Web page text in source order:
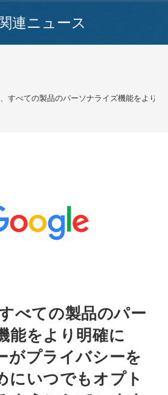
連ニュース
すべての製品のパーソナライズ機能をより
べての製品のパー
能をより明確に
がプライバシーを
にいつでもオプト